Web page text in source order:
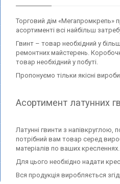
Торговий дім «Мегапромкрепь»
асортименті всі найбільш
Гвинт – товар необхідний у
ремонтних майстерень.
товар необхідний у побуті.
Пропонуємо тільки якісні
Асортимент латунних
Латунні гвинти з
потрібний вам товар серед
матеріалів по ваших кресленнях.
Для цього необхідно надати
Вся продукція виробляється